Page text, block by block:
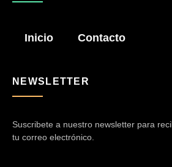
Inicio Contacto
NEWSLETTER
Suscribete a nuestro newsletter para
tu correo electrónico.